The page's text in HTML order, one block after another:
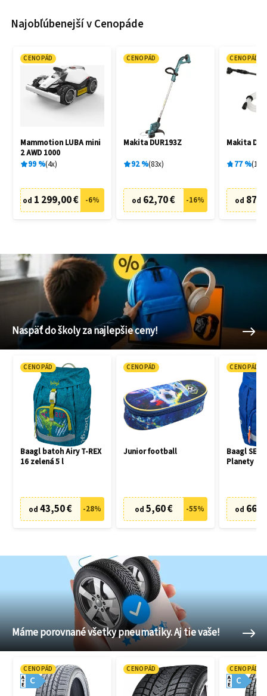
Najobľúbenejší v Cenopáde
CENOPÁD
Mammotion LUBA mini
2 AWD 1000
99% 4x
od 1 299,00 € -6%
CENOPÁD
Makita DUR193Z
92% 83x
od 62,70 € -16%
CENOPÁD
Makita
77% 19
od
Naspäť do školy za najlepšie ceny!
CENOPÁD
Baagl batoh Airy T-REX
16 zelená 5 l
od 43,50 € -28%
CENOPÁD
Junior football
od 5,60 € -55%
CENOPÁD
Baagl SET
Planety
od
Máme porovnané všetky pneumatiky. Aj tie vaše!
CENOPÁD
C
A
E
CENOPÁD CENOPÁD
C
A
E